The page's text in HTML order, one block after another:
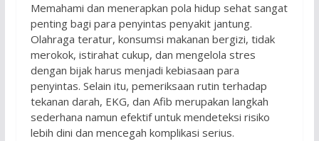
Memahami dan menerapkan pola hidup sehat sangat
penting bagi para penyintas penyakit jantung.
Olahraga teratur, konsumsi makanan bergizi, tidak
merokok, istirahat cukup, dan mengelola stres
dengan bijak harus menjadi kebiasaan para
penyintas. Selain itu, pemeriksaan rutin terhadap
tekanan darah, EKG, dan Afib merupakan langkah
sederhana namun efektif untuk mendeteksi risiko
lebih dini dan mencegah komplikasi serius.